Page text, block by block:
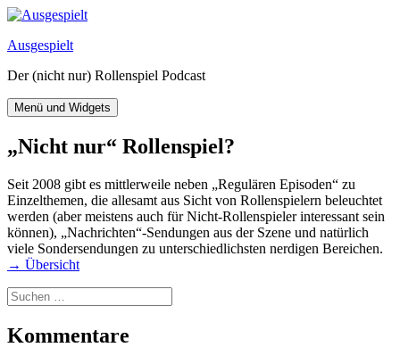
Zum
springen
Ausgespielt
Der (nicht nur) Rollenspiel Podcast
Menü und Widgets
„Nicht nur“ Rollenspiel?
Seit 2008 gibt es mittlerweile neben „Regulären Episoden“ zu
Einzelthemen, die allesamt aus Sicht von Rollenspielern beleuchtet
werden (aber meistens auch für Nicht-Rollenspieler interessant sein
können), „Nachrichten“-Sendungen aus der Szene und natürlich
viele Sondersendungen zu unterschiedlichsten nerdigen Bereichen.
→ Übersicht
Suchen
nach:
Kommentare